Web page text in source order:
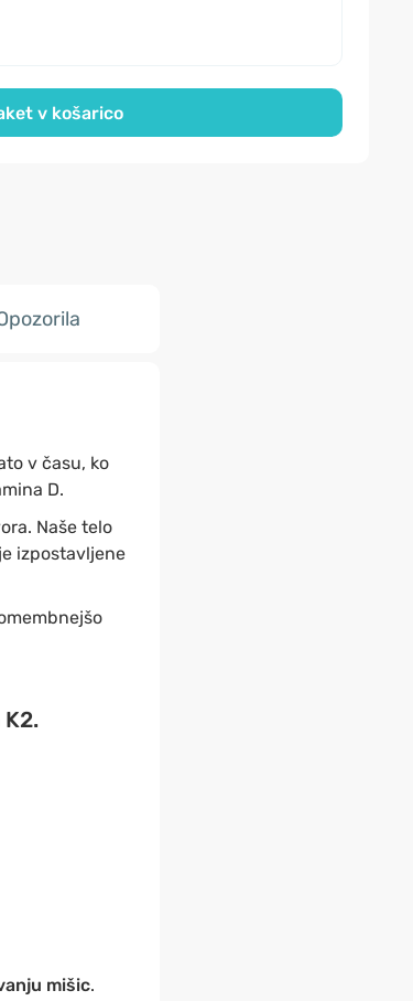
v košarico
v času, ko
D.
Naše telo
izpostavljene
mišic.